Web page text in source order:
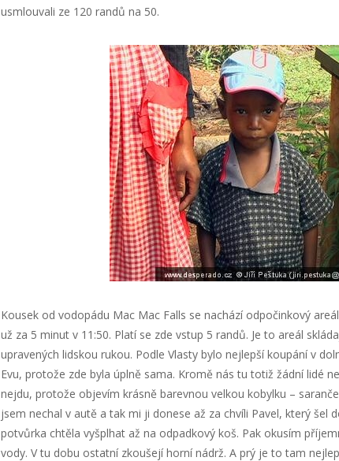
usmlouvali ze 120 randů na 50.
Kousek od vodopádu Mac Mac Falls se nachází odpočinkový
už za 5 minut v 11:50. Platí se zde vstup 5 randů. Je to areál
upravených lidskou rukou. Podle Vlasty bylo nejlepší koupání v
Evu, protože zde byla úplně sama. Kromě nás tu totiž žádní lidé
nejdu, protože objevím krásně barevnou velkou kobylku –
jsem nechal v autě a tak mi ji donese až za chvíli Pavel, který šel
potvůrka chtěla vyšplhat až na odpadkový koš. Pak okusím
vody. V tu dobu ostatní zkoušejí horní nádrž. A prý je to tam